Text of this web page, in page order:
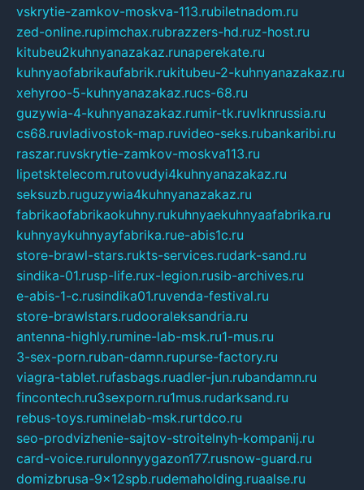
vskrytie-zamkov-moskva-113.rubiletnadom.ru
zed-online.rupimchax.rubrazzers-hd.ruz-host.ru
kitubeu2kuhnyanazakaz.runaperekate.ru
kuhnyaofabrikaufabrik.rukitubeu-2-kuhnyanazakaz.ru
xehyroo-5-kuhnyanazakaz.rucs-68.ru
guzywia-4-kuhnyanazakaz.rumir-tk.ruvlknrussia.ru
cs68.ruvladivostok-map.ruvideo-seks.rubankaribi.ru
raszar.ruvskrytie-zamkov-moskva113.ru
lipetsktelecom.rutovudyi4kuhnyanazakaz.ru
seksuzb.ruguzywia4kuhnyanazakaz.ru
fabrikaofabrikaokuhny.rukuhnyaekuhnyaafabrika.ru
kuhnyaykuhnyayfabrika.rue-abis1c.ru
store-brawl-stars.rukts-services.rudark-sand.ru
sindika-01.rusp-life.rux-legion.rusib-archives.ru
e-abis-1-c.rusindika01.ruvenda-festival.ru
store-brawlstars.rudooraleksandria.ru
antenna-highly.rumine-lab-msk.ru1-mus.ru
3-sex-porn.ruban-damn.rupurse-factory.ru
viagra-tablet.rufasbags.ruadler-jun.rubandamn.ru
fincontech.ru3sexporn.ru1mus.rudarksand.ru
rebus-toys.ruminelab-msk.rurtdco.ru
seo-prodvizhenie-sajtov-stroitelnyh-kompanij.ru
card-voice.rurulonnyygazon177.rusnow-guard.ru
domizbrusa-9x12spb.rudemaholding.ruaalse.ru